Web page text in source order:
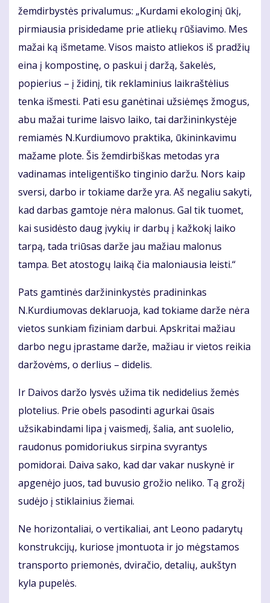
žemdirbystės privalumus: „Kurdami ekologinį ūkį,
pirmiausia prisidedame prie atliekų rūšiavimo. Mes
mažai ką išmetame. Visos maisto atliekos iš pradžių
eina į kompostinę, o paskui į daržą, šakelės,
popierius – į židinį, tik reklaminius laikraštėlius
tenka išmesti. Pati esu ganėtinai užsiėmęs žmogus,
abu mažai turime laisvo laiko, tai daržininkystėje
remiamės N.Kurdiumovo praktika, ūkininkavimu
mažame plote. Šis žemdirbiškas metodas yra
vadinamas inteligentiško tinginio daržu. Nors kaip
sversi, darbo ir tokiame darže yra. Aš negaliu sakyti,
kad darbas gamtoje nėra malonus. Gal tik tuomet,
kai susidėsto daug įvykių ir darbų į kažkokį laiko
tarpą, tada triūsas darže jau mažiau malonus
tampa. Bet atostogų laiką čia maloniausia leisti.“
Pats gamtinės daržininkystės pradininkas
N.Kurdiumovas deklaruoja, kad tokiame darže nėra
vietos sunkiam fiziniam darbui. Apskritai mažiau
darbo negu įprastame darže, mažiau ir vietos reikia
daržovėms, o derlius – didelis.
Ir Daivos daržo lysvės užima tik nedidelius žemės
plotelius. Prie obels pasodinti agurkai ūsais
užsikabindami lipa į vaismedį, šalia, ant suolelio,
raudonus pomidoriukus sirpina svyrantys
pomidorai. Daiva sako, kad dar vakar nuskynė ir
apgenėjo juos, tad buvusio grožio neliko. Tą grožį
sudėjo į stiklainius žiemai.
Ne horizontaliai, o vertikaliai, ant Leono padarytų
konstrukcijų, kuriose įmontuota ir jo mėgstamos
transporto priemonės, dviračio, detalių, aukštyn
kyla pupelės.